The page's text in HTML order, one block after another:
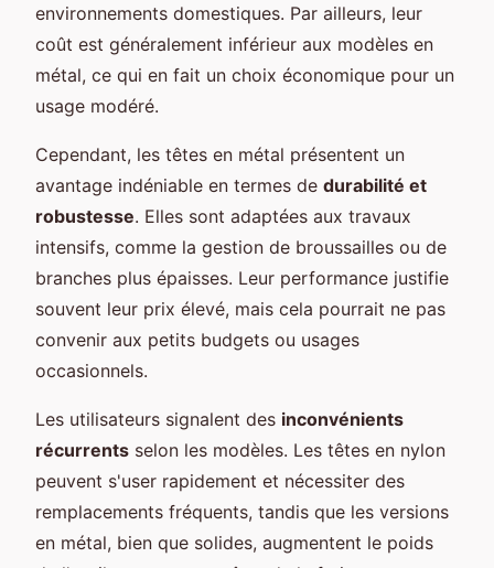
environnements domestiques. Par ailleurs, leur
coût est généralement inférieur aux modèles en
métal, ce qui en fait un choix économique pour un
usage modéré.
Cependant, les têtes en métal présentent un
avantage indéniable en termes de durabilité et
robustesse. Elles sont adaptées aux travaux
intensifs, comme la gestion de broussailles ou de
branches plus épaisses. Leur performance justifie
souvent leur prix élevé, mais cela pourrait ne pas
convenir aux petits budgets ou usages
occasionnels.
Les utilisateurs signalent des inconvénients
récurrents selon les modèles. Les têtes en nylon
peuvent s'user rapidement et nécessiter des
remplacements fréquents, tandis que les versions
en métal, bien que solides, augmentent le poids